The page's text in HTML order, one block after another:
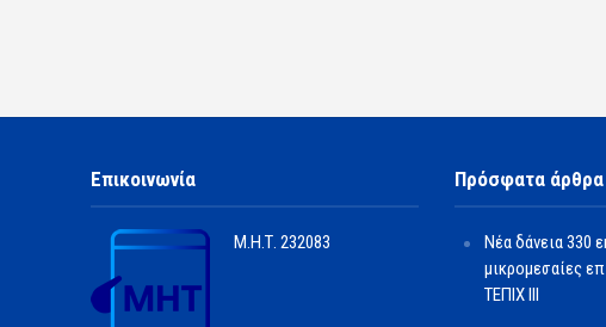
Επικοινωνία
Μ.Η.Τ. 232083
Πρόσφατα άρθρα
Νέα δάνεια 330
μικρομεσαίες
ΤΕΠΙΧ ΙΙΙ